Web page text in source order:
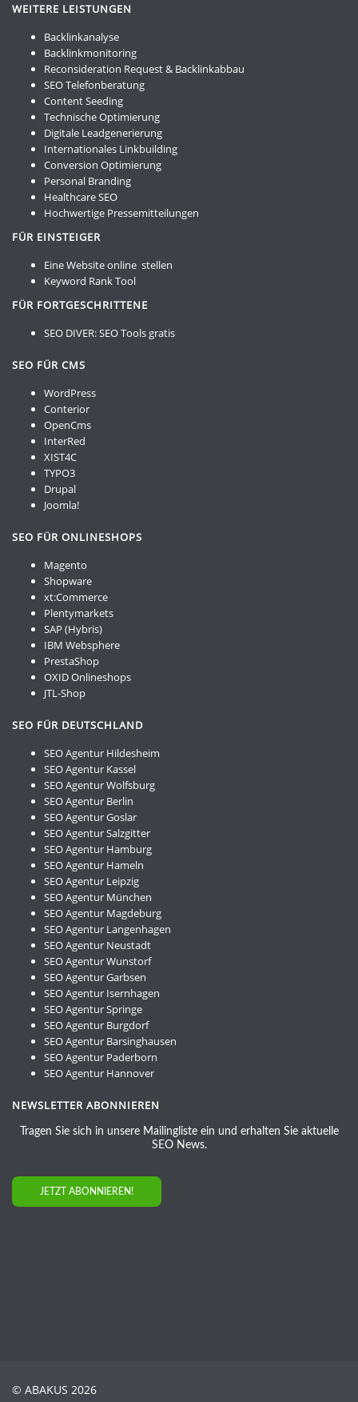
WEITERE LEISTUNGEN
Backlinkanalyse
Backlinkmonitoring
Reconsideration Request & Backlinkabbau
SEO Telefonberatung
Content Seeding
Technische Optimierung
Digitale Leadgenerierung
Internationales Linkbuilding
Conversion Optimierung
Personal Branding
Healthcare SEO
Hochwertige Pressemitteilungen
FÜR EINSTEIGER
Eine Website online stellen
Keyword Rank Tool
FÜR FORTGESCHRITTENE
SEO DIVER:SEO Tools gratis
SEO FÜR CMS
WordPress
Conterior
OpenCms
InterRed
XIST4C
TYPO3
Drupal
Joomla!
SEO FÜR ONLINESHOPS
Magento
Shopware
xt:Commerce
Plentymarkets
SAP (Hybris)
IBM Websphere
PrestaShop
OXID Onlineshops
JTL-Shop
SEO FÜR DEUTSCHLAND
SEO Agentur Hildesheim
SEO Agentur Kassel
SEO Agentur Wolfsburg
SEO Agentur Berlin
SEO Agentur Goslar
SEO Agentur Salzgitter
SEO Agentur Hamburg
SEO Agentur Hameln
SEO Agentur Leipzig
SEO Agentur München
SEO Agentur Magdeburg
SEO Agentur Langenhagen
SEO Agentur Neustadt
SEO Agentur Wunstorf
SEO Agentur Garbsen
SEO Agentur Isernhagen
SEO Agentur Springe
SEO Agentur Burgdorf
SEO Agentur Barsinghausen
SEO Agentur Paderborn
SEO Agentur Hannover
NEWSLETTER ABONNIEREN
Tragen Sie sich in unsere Mailingliste ein und erhalten Sie aktuelle
SEO News.
JETZT ABONNIEREN!
© ABAKUS 2026